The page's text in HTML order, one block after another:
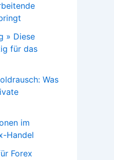
» Diese
für das
Was
im
Handel
Forex